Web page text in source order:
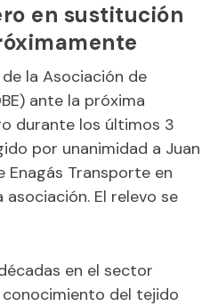
en sustitución
la Asociación de
ante la próxima
durante los últimos 3
por unanimidad a Juan
Transporte en
El relevo se
en el sector
del tejido